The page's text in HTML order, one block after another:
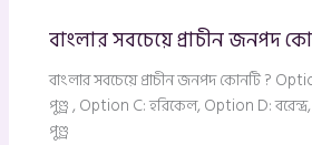
বাংলার সবচেয়ে প্রাচীন জনপদ
বাংলার সবচেয়ে প্রাচীন জনপদ কোনটি ?
পুণ্ড্র , Option C: হরিকেল, Option D:
পুণ্ড্র